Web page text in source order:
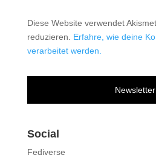
Diese Website verwendet
reduzieren. Erfahre, wie deine
verarbeitet werden.
Newsletter
Social
Fediverse